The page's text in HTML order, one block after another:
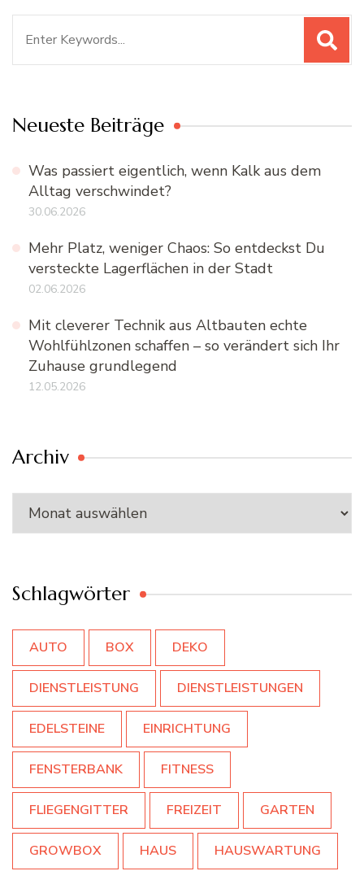
Neueste Beiträge
Was passiert eigentlich, wenn Kalk aus dem
Alltag verschwindet?
30.06.2026
Mehr Platz, weniger Chaos: So entdeckst Du
versteckte Lagerflächen in der Stadt
02.06.2026
Mit cleverer Technik aus Altbauten echte
Wohlfühlzonen schaffen – so verändert sich Ihr
Zuhause grundlegend
12.05.2026
Archiv
Archiv
Schlagwörter
AUTO BOX DEKO
DIENSTLEISTUNG DIENSTLEISTUNGEN
EDELSTEINE EINRICHTUNG
FENSTERBANK FITNESS
FLIEGENGITTER FREIZEIT GARTEN
GROWBOX HAUS HAUSWARTUNG